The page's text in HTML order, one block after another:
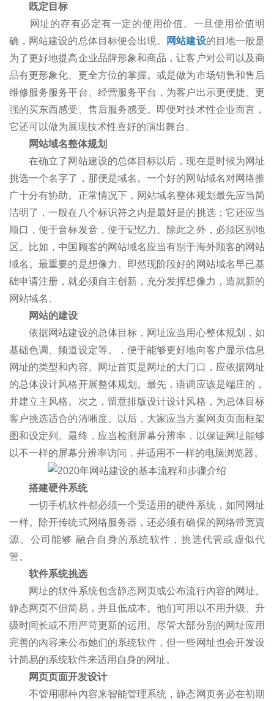
既定目标
网址的存有必定有一定的使用价值。一旦使用价值明
确，网站建设的总体目标便会出現。
网站建设的目地一般是
为了更好地提高企业品牌形象和商品，让客户对公司以及商
品有更形象化、更全方位的掌握。或是做为市场销售和售后
维修服务服务平台、经营服务平台，为客户出示更便捷、更
强的买东西感受、售后服务感受。即便对技术性企业而言，
它还可以做为展现技术性喜好的演出舞台。
网站域名整体规划
在确立了网站建设的总体目标以后，现在是时候为网址
挑选一个名字了，那便是域名。一个好的网站域名对网络推
广十分有协助。正常情况下，网站域名整体规划最先应当简
洁明了，一般在八个标识符之内是最好是的挑选；它还应当
顺口，便于音标发音，便于记忆力。除此之外，必须区别地
区。比如，中国顾客的网站域名应当有别于海外顾客的网站
域名。最重要的是想像力。即然现阶段好的网站域名早已基
础申请注册，就必须自主创新，充分发挥想像力，造就新的
网站域名。
网站的建设
依据网站建设的总体目标，网址应当用心整体规划，如
基础色调、频道设定等。，便于能够更好地向客户显示信息
网址的类型和內容。网址首页是网址的大门口，应依据网址
的总体设计风格开展整体规划。最先，语调应该是端庄的，
并建立主风格。次之，留意排版设计设计风格，为总体目标
客户挑选适合的清晰度。以后，大家应当方案网页页面框架
图和设定列。最终，应当检测屏幕分辨率，以保证网址能够
以不一样的屏幕分辨率访问，并适用不一样的电脑浏览器。
搭建硬件系统
一切手机软件都必须一个受适用的硬件系统，如同网址
一样。除开传统式网络服务器，还必须有确保的网络带宽資
源。公司能够 融合自身的系统软件，挑选代管或虚似代
管。
软件系统挑选
网址的软件系统包含静态网页或公布流行內容的网址。
静态网页不但简易，并且低成本。他们可用以不用升级、升
级时间长或不用严苛更新的运用。尽管大部分别的网址应用
完善的內容来公布她们的系统软件，但一些网址也会开发设
计简易的系统软件来适用自身的网址。
网页页面开发设计
不管用哪种內容来智能管理系统，静态网页务必在初期